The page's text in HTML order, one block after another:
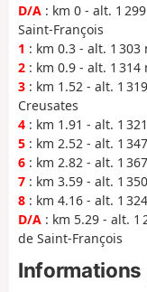
D/A : km 0 - alt. 1
Saint-François
1 : km 0.3 - alt. 1
2 : km 0.9 - alt. 1
3 : km 1.52 - alt. 1
Creusates
4 : km 1.91 - alt. 1
5 : km 2.52 - alt. 1
6 : km 2.82 - alt. 1
7 : km 3.59 - alt. 1
8 : km 4.16 - alt. 1
D/A : km 5.29 - alt. 1
de Saint-François
Informations